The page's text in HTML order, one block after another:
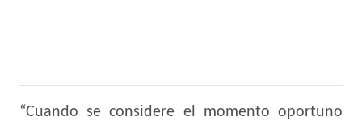
“Cuando se considere el momento oportuno